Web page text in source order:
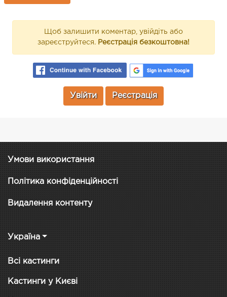
Щоб залишити коментар, увійдіть або
зареєструйтеся. Реєстрація безкоштовна!
Увійти Реєстрація
Умови використання
Політика конфіденційності
Видалення контенту
Україна
Всі кастинги
Кастинги у Києві